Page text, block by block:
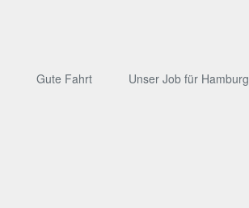
Gute Fahrt Unser Job für Hamburg